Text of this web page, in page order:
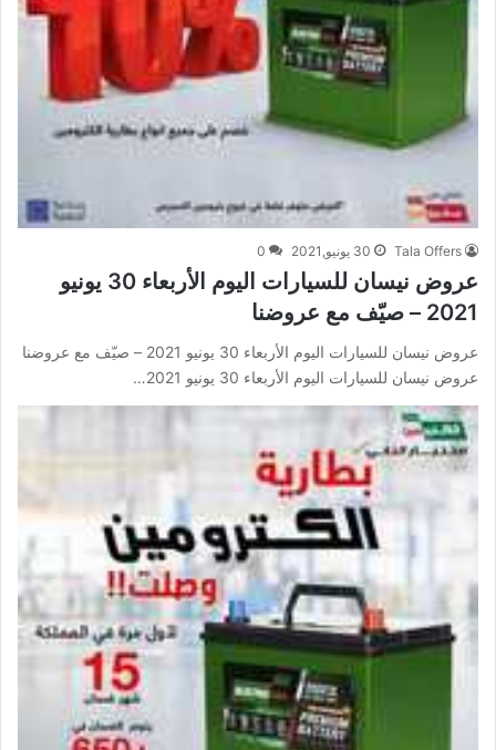
Tala Offers 30 يونيو,2021 0
عروض نيسان للسيارات اليوم الأربعاء 30 يونيو
2021 – صيّف مع عروضنا
عروض نيسان للسيارات اليوم الأربعاء 30 يونيو 2021 – صيّف مع عروضنا
عروض نيسان للسيارات اليوم الأربعاء 30 يونيو 2021…